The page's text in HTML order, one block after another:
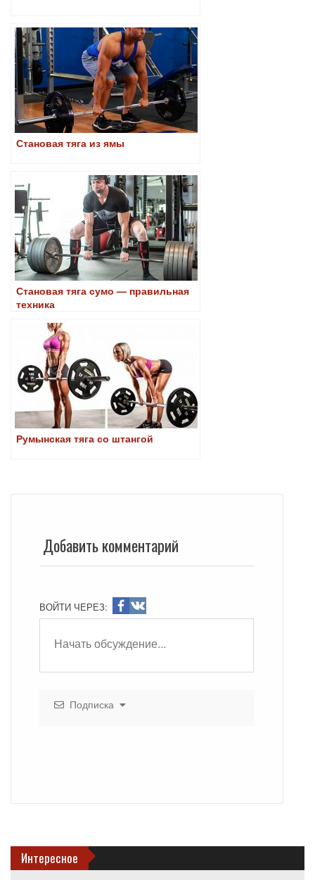
Становая тяга из ямы
Становая тяга сумо — правильная
техника
Румынская тяга со штангой
Добавить комментарий
ВОЙТИ ЧЕРЕЗ:
Подписка
Интересное